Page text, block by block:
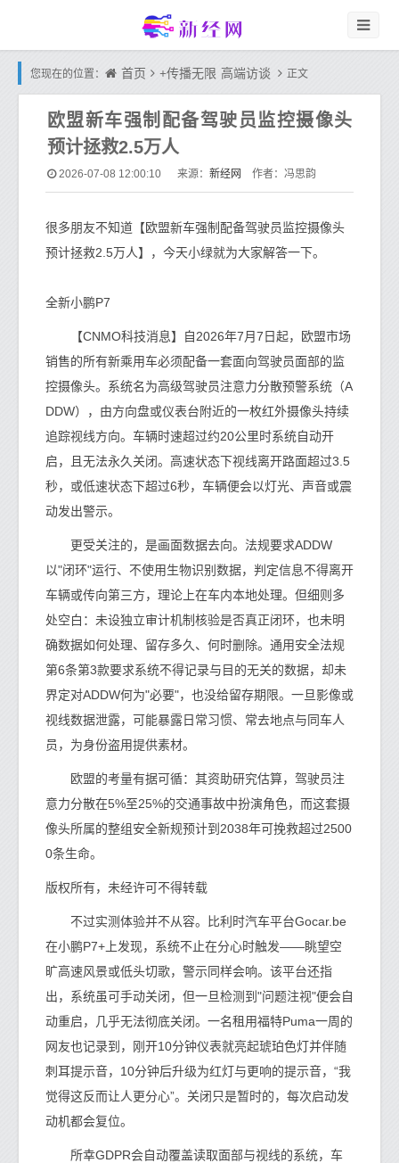
您现在的位置： 首页 +传播无限 高端访谈 正文
欧盟新车强制配备驾驶员监控摄像头
预计拯救2.5万人
2026-07-08 12:00:10 来源： 新经网 作者：冯思韵
很多朋友不知道【欧盟新车强制配备驾驶员监控摄像头
预计拯救2.5万人】，今天小绿就为大家解答一下。
全新小鹏P7
【CNMO科技消息】自2026年7月7日起，欧盟市场
销售的所有新乘用车必须配备一套面向驾驶员面部的监
控摄像头。系统名为高级驾驶员注意力分散预警系统（A
DDW），由方向盘或仪表台附近的一枚红外摄像头持续
追踪视线方向。车辆时速超过约20公里时系统自动开
启，且无法永久关闭。高速状态下视线离开路面超过3.5
秒，或低速状态下超过6秒，车辆便会以灯光、声音或震
动发出警示。
更受关注的，是画面数据去向。法规要求ADDW
以"闭环"运行、不使用生物识别数据，判定信息不得离开
车辆或传向第三方，理论上在车内本地处理。但细则多
处空白：未设独立审计机制核验是否真正闭环，也未明
确数据如何处理、留存多久、何时删除。通用安全法规
第6条第3款要求系统不得记录与目的无关的数据，却未
界定对ADDW何为"必要"，也没给留存期限。一旦影像或
视线数据泄露，可能暴露日常习惯、常去地点与同车人
员，为身份盗用提供素材。
欧盟的考量有据可循：其资助研究估算，驾驶员注
意力分散在5%至25%的交通事故中扮演角色，而这套摄
像头所属的整组安全新规预计到2038年可挽救超过2500
0条生命。
版权所有，未经许可不得转载
不过实测体验并不从容。比利时汽车平台Gocar.be
在小鹏P7+上发现，系统不止在分心时触发——眺望空
旷高速风景或低头切歌，警示同样会响。该平台还指
出，系统虽可手动关闭，但一旦检测到"问题注视"便会自
动重启，几乎无法彻底关闭。一名租用福特Puma一周的
网友也记录到，刚开10分钟仪表就亮起琥珀色灯并伴随
刺耳提示音，10分钟后升级为红灯与更响的提示音，“我
觉得这反而让人更分心”。关闭只是暂时的，每次启动发
动机都会复位。
所幸GDPR会自动覆盖读取面部与视线的系统，车